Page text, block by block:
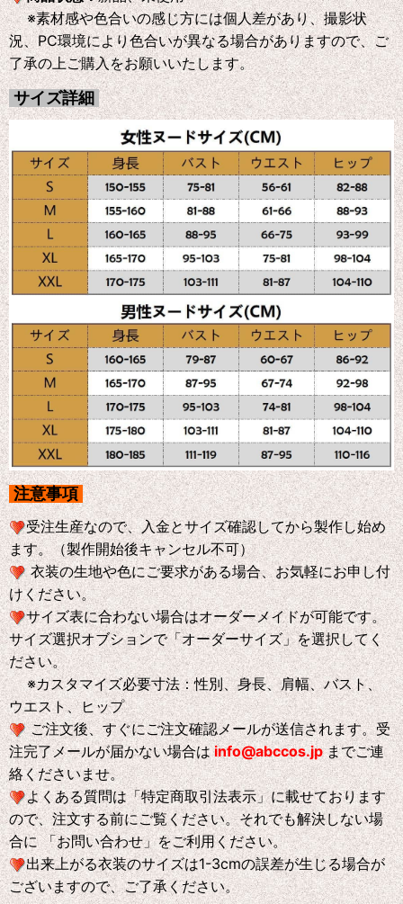
※素材感や色合いの感じ方には個人差があり、撮影状
況、PC環境により色合いが異なる場合がありますので、ご
了承の上ご購入をお願いいたします。
サイズ詳細
注意事項
受注生産なので、入金とサイズ確認してから製作し始め
ます。（製作開始後キャンセル不可）
衣装の生地や色にご要求がある場合、お気軽にお申し付
けください。
サイズ表に合わない場合はオーダーメイドが可能です。
サイズ選択オブションで「オーダーサイズ」を選択してく
ださい。
※カスタマイズ必要寸法：性別、身長、肩幅、バスト、
ウエスト、ヒップ
ご注文後、すぐにご注文確認メールが送信されます。受
注完了メールが届かない場合はinfo@abccos.jp までご連
絡くださいませ。
よくある質問は「特定商取引法表示」に載せております
ので、注文する前にご覧ください。それでも解決しない場
合に 「お問い合わせ」をご利用ください。
出来上がる衣装のサイズは1-3cmの誤差が生じる場合が
ございますので、ご了承ください。